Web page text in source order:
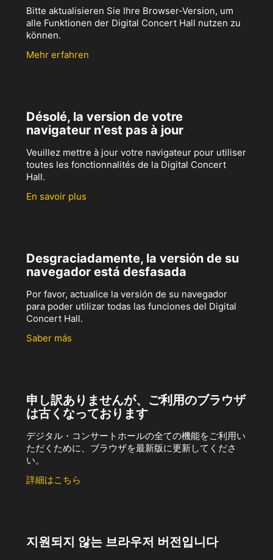
Bitte aktualisieren Sie Ihre Browser-Version, um
alle Funktionen der Digital Concert Hall nutzen zu
können.
Mehr erfahren
Désolé, la version de votre
navigateur n’est pas à jour
Veuillez mettre à jour votre navigateur pour utiliser
toutes les fonctionnalités de la Digital Concert
Hall.
En savoir plus
Desgraciadamente, la versión de su
navegador está desfasada
Por favor, actualice la versión de su navegador
para poder utilizar todas las funciones del Digital
Concert Hall.
Saber más
申し訳ありませんが、ご利用のブラウザ
は古くなっております
デジタル・コンサートホールの全ての機能をご利用い
ただくために、ブラウザを最新版に更新してくださ
い。
詳細はこちら
지원되지 않는 브라우저 버전입니다